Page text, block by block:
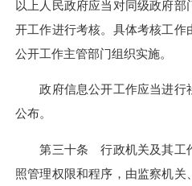
以上人民政府应当对同级政府
开工作进行考核。具体考核工作
公开工作主管部门组织实施。
政府信息公开工作应当进行
公布。
第三十条 行政机关及其工作
照管理权限和程序，由监察机关